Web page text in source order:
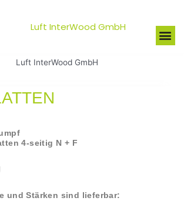
4-seitig N + F
und Stärken sind lieferbar: